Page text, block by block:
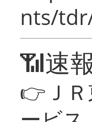
nts/
📶速
👉Ｊ